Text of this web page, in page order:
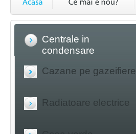
Centrale in
condensare
Cazane pe gazeifiere
Radiatoare electrice